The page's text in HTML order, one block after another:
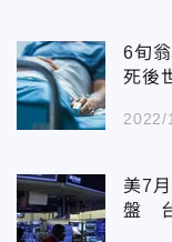
6旬
死後
2022/
美7
盤